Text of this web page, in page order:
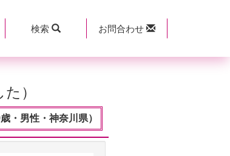
検索 お問合わせ
）
男性・神奈川県）